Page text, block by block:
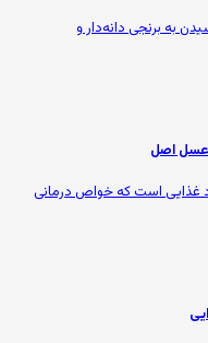
به برنجی دانه‌دار و
اصل
غذایی است که خواص درمانی